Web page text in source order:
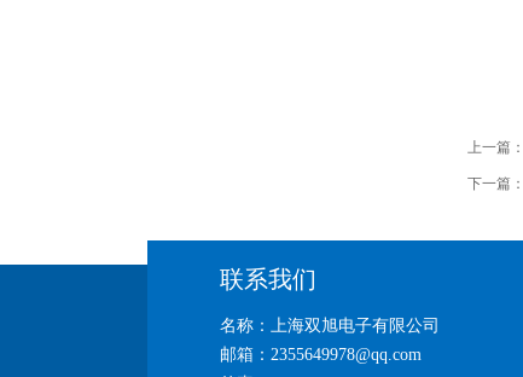
上一篇：
下一篇：
联系我们
名称：上海双旭电子有限公司
邮箱：2355649978@qq.com